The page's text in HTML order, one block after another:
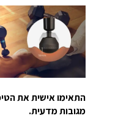
מגובות מדעית.